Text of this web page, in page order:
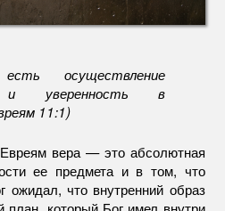
осуществление
и уверенность в
11:1)
вера — это абсолютная
ее предмета и в том, что
ожидал, что внутренний образ